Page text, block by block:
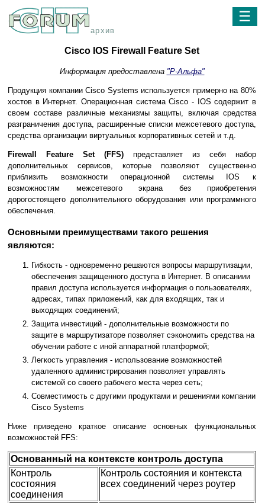
архив
☰
Cisco IOS Firewall Feature Set
Информация предоставлена "Р-Альфа"
Продукция компании Cisco Systems используется примерно на 80%
хостов в Интернет. Операционная система Cisco - IOS содержит в
своем составе различные механизмы защиты, включая средства
разграничения доступа, расширенные списки межсетевого доступа,
средства организации виртуальных корпоративных сетей и т.д.
Firewall Feature Set (FFS) представляет из себя набор
дополнительных сервисов, которые позволяют существенно
приблизить возможности операционной системы IOS к
возможностям межсетевого экрана без приобретения
дорогостоящего дополнительного оборудования или программного
обеспечения.
Основными преимуществами такого решения
являются:
Гибкость - одновременно решаются вопросы маршрутизации,
обеспечения защищенного доступа в Интернет. В описаниии
правил доступа используется информация о пользователях,
адресах, типах приложений, как для входящих, так и
выходящих соединений;
Защита инвестиций - дополнительные возможности по
защите в маршрутизаторе позволяет сэкономить средства на
обучении работе с иной аппаратной платформой;
Легкость управления - использование возможностей
удаленного администрирования позволяет управлять
системой со своего рабочего места через сеть;
Совместимость с другими продуктами и решениями компании
Cisco Systems
Ниже приведено краткое описание основных функциональных
возможностей FFS:
Основанный на контексте контроль доступа
Контроль
состояния
соединения
Контроль состояния и контекста
всех соединений через роутер